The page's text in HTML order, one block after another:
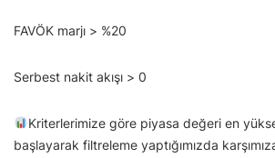
FAVÖK marjı > %20
Serbest nakit akışı > 0
Kriterlerimize göre piyasa değeri en
başlayarak filtreleme yaptığımızda